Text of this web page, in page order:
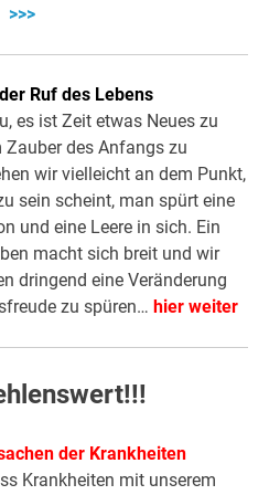
>>>
Ruf des Lebens
es ist Zeit etwas Neues zu
Zauber des Anfangs zu
wir vielleicht an dem Punkt,
sein scheint, man spürt eine
und eine Leere in sich. Ein
macht sich breit und wir
dringend eine Veränderung
zu spüren… hier weiter
der Krankheiten
Krankheiten mit unserem